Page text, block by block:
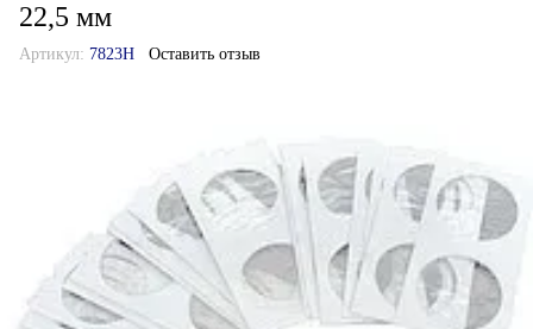
22,5 мм
Артикул: 7823H Оставить отзыв